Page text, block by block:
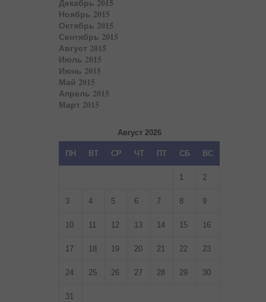
Декабрь 2015
Ноябрь 2015
Октябрь 2015
Сентябрь 2015
Август 2015
Июль 2015
Июнь 2015
Май 2015
Апрель 2015
Март 2015
Август 2026
ПН ВТ СР ЧТ ПТ СБ ВС
1 2
3 4 5 6 7 8 9
10 11 12 13 14 15 16
17 18 19 20 21 22 23
24 25 26 27 28 29 30
31